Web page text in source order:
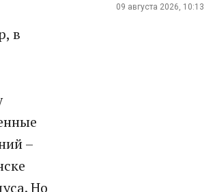
в
–
Но
09 августа 2026, 10:13